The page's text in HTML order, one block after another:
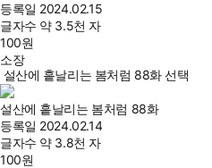
등록일 2024.02.15
글자수 약 3.5천 자
100원
소장
설산에 흩날리는 봄처럼 88화 선택
설산에 흩날리는 봄처럼 88화
등록일 2024.02.14
글자수 약 3.8천 자
100원